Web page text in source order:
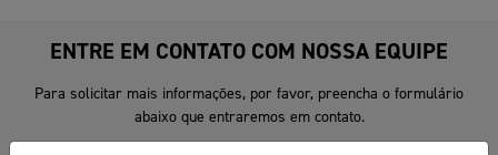
ENTRE EM CONTATO COM NOSSA EQUIPE
Para solicitar mais informações, por favor, preencha o formulário
abaixo que entraremos em contato.